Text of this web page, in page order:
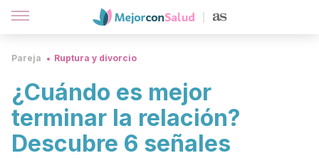
Pareja Ruptura y divorcio
¿Cuándo es mejor
terminar la relación?
Descubre 6 señales